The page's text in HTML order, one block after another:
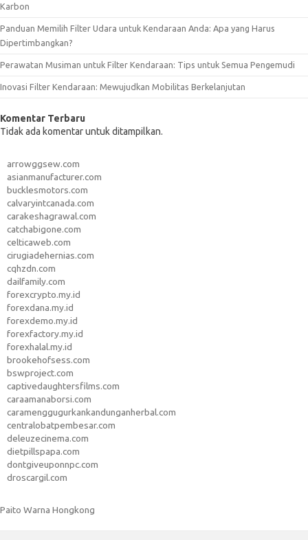
Karbon
Panduan Memilih Filter Udara untuk Kendaraan Anda: Apa yang Harus
Dipertimbangkan?
Perawatan Musiman untuk Filter Kendaraan: Tips untuk Semua Pengemudi
Inovasi Filter Kendaraan: Mewujudkan Mobilitas Berkelanjutan
Komentar Terbaru
Tidak ada komentar untuk ditampilkan.
arrowggsew.com
asianmanufacturer.com
bucklesmotors.com
calvaryintcanada.com
carakeshagrawal.com
catchabigone.com
celticaweb.com
cirugiadehernias.com
cqhzdn.com
dailfamily.com
forexcrypto.my.id
forexdana.my.id
forexdemo.my.id
forexfactory.my.id
forexhalal.my.id
brookehofsess.com
bswproject.com
captivedaughtersfilms.com
caraamanaborsi.com
caramenggugurkankandunganherbal.com
centralobatpembesar.com
deleuzecinema.com
dietpillspapa.com
dontgiveuponnpc.com
droscargil.com
Paito Warna Hongkong